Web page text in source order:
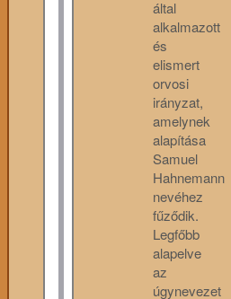
által
alkalmazott
és
elismert
orvosi
irányzat,
amelynek
alapítása
Samuel
Hahnemann
nevéhez
fűződik.
Legfőbb
alapelve
az
úgynevezet